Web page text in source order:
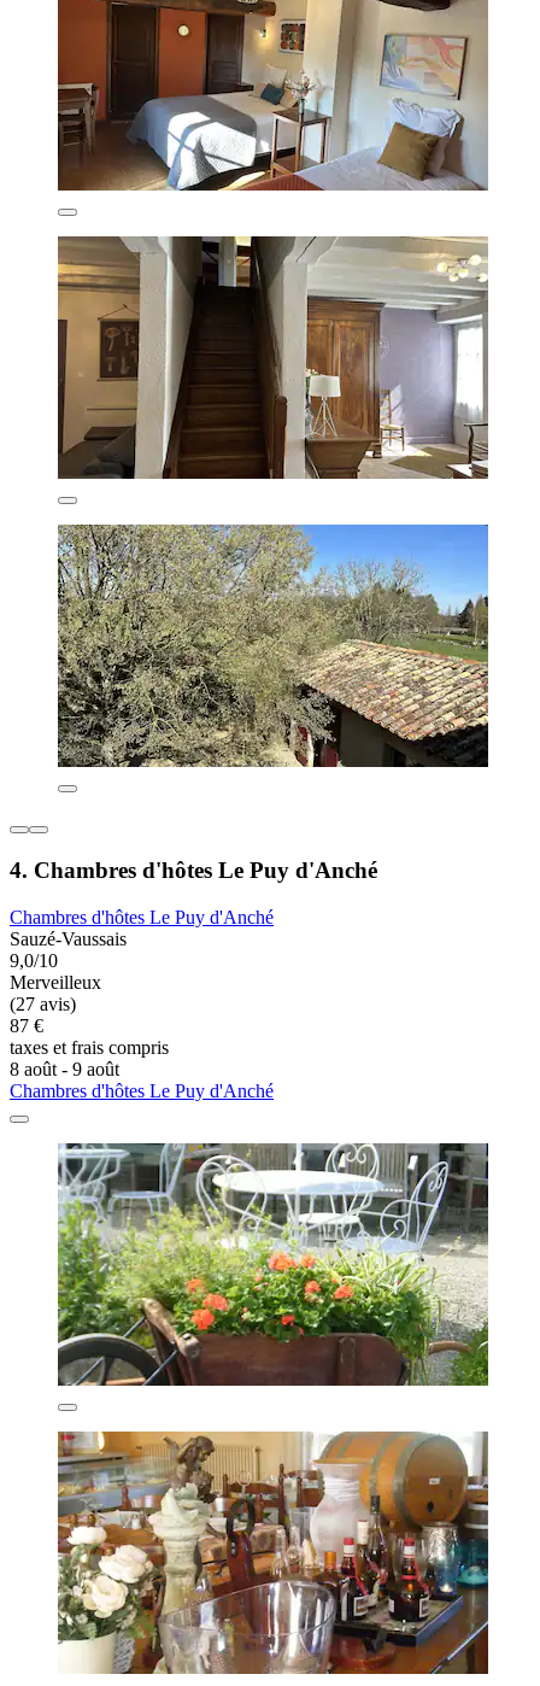
4. Chambres d'hôtes Le Puy d'Anché
Chambres d'hôtes Le Puy d'Anché
Sauzé-Vaussais
9,0/10
Merveilleux
(27 avis)
87 €
taxes et frais compris
8 août - 9 août
Chambres d'hôtes Le Puy d'Anché